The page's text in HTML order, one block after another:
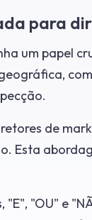
para
um papel
de
Esta
"OU" e